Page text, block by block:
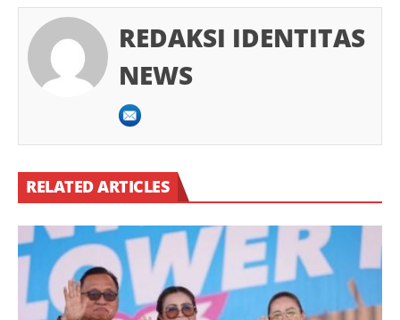
REDAKSI IDENTITAS
NEWS
RELATED ARTICLES